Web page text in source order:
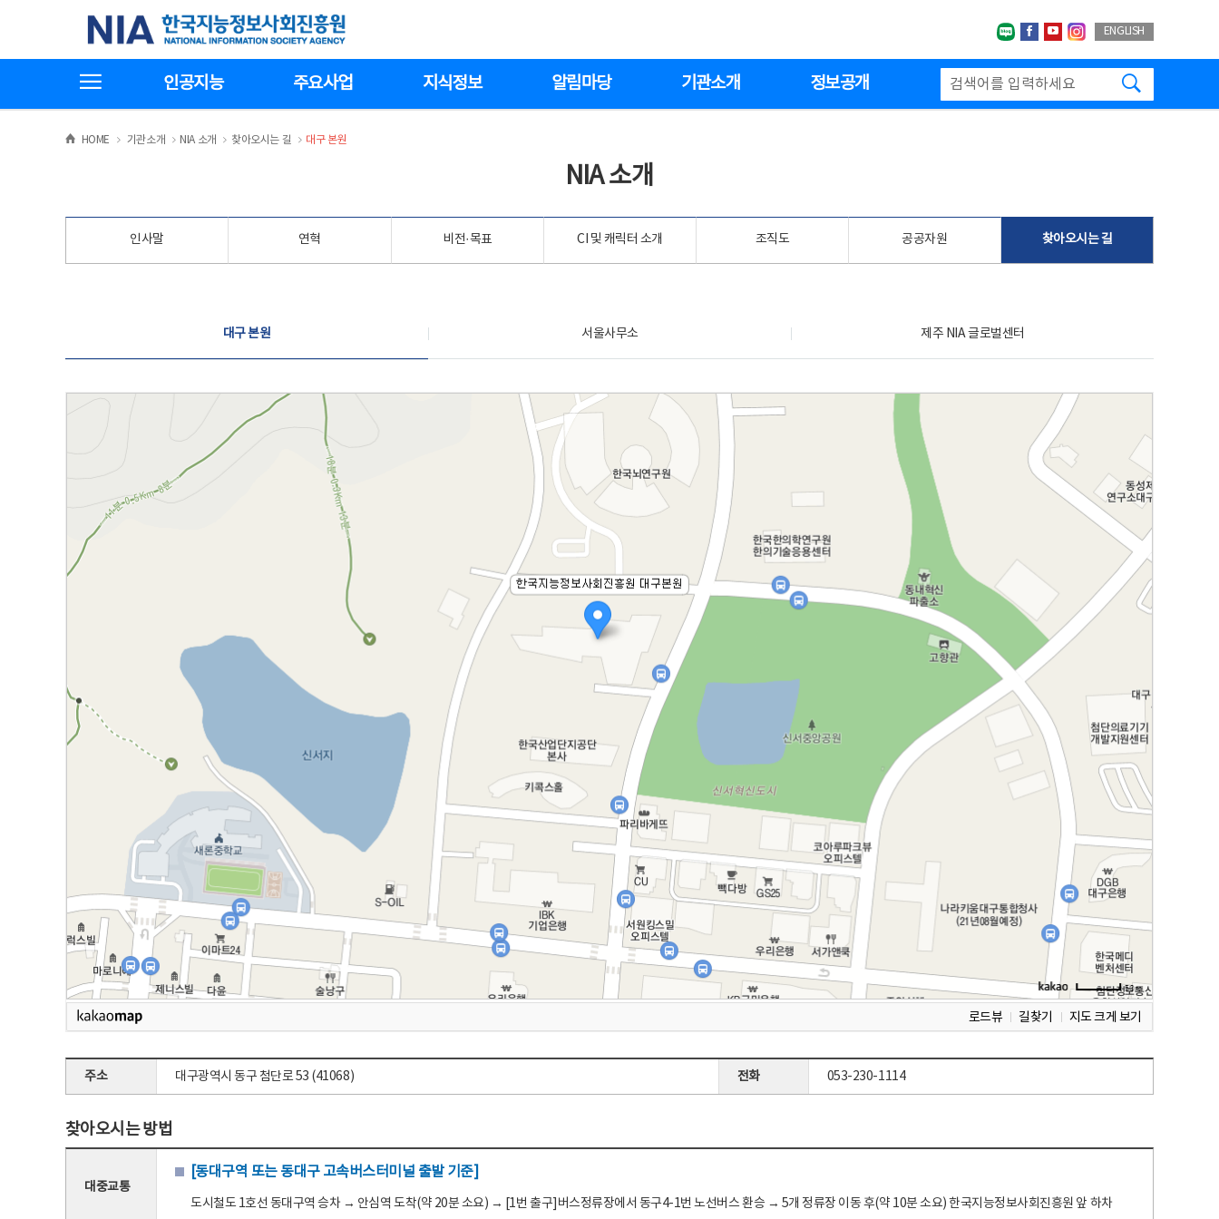
기
한국지능정보사회진흥원
네이버블로그
페이스북
유투브인스타그랩
ENGLISH
인공지능 주요사업 지식정보 알림마당 기관소개 정보공개
HOME >
기관소개 >NIA 소개 >
찾아오시는 길 >
대구 본원
NIA 소개
인사말 연혁 비전·목표 CI 및 캐릭터 소개 조직도 공공자원 찾아오시는 길
대구 본원 서울사무소 제주 NIA 글로벌센터
로드뷰 길찾기 지도 크게 보기
주소 대구광역시 동구 첨단로 53 (41068) 전화 053-230-1114
찾아오시는 방법
대중교통
[동대구역 또는 동대구 고속버스터미널 출발 기준]
도시철도 1호선 동대구역 승차 → 안심역 도착(약 20분 소요) → [1번 출구]버스정류장에서 동구4-1번 노선버스 환승 → 5개 정류장 이동 후(약 10분 소요) 한국지능정보사회진흥원 앞 하차